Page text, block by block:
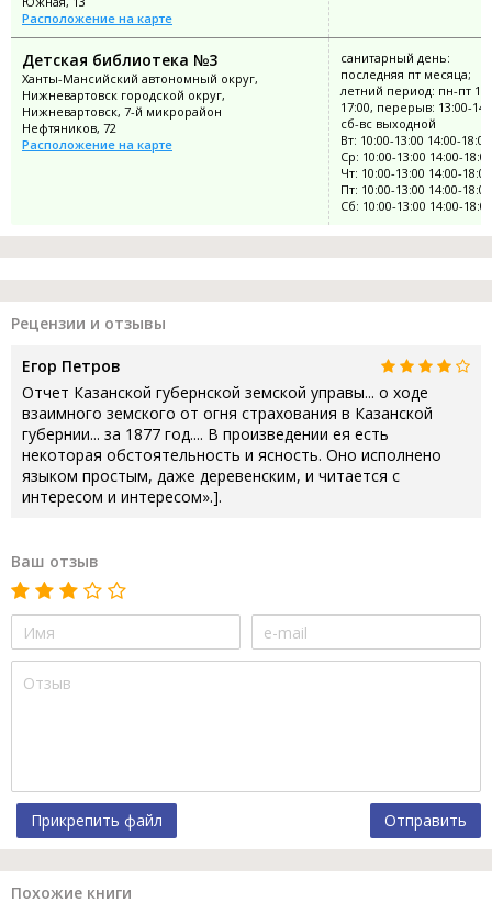
Расположение на карте
Детская библиотека №3
Ханты-Мансийский автономный округ,
Нижневартовск городской округ,
Нижневартовск, 7-й микрорайон
Нефтяников, 72
Расположение на карте
санитарный день:
последняя пт месяца;
летний период: пн-пт
17:00, перерыв: 13:00-
сб-вс выходной
Вт: 10:00-13:00 14:00-18:00
Ср: 10:00-13:00 14:00-18:00
Чт: 10:00-13:00 14:00-18:00
Пт: 10:00-13:00 14:00-18:00
Сб: 10:00-13:00 14:00-18:00
Рецензии и отзывы
Егор Петров
Отчет Казанской губернской земской управы... о ходе
взаимного земского от огня страхования в Казанской
губернии... за 1877 год.... В произведении ея есть
некоторая обстоятельность и ясность. Оно исполнено
языком простым, даже деревенским, и читается с
интересом и интересом».].
Ваш отзыв
Прикрепить файл Отправить
Похожие книги